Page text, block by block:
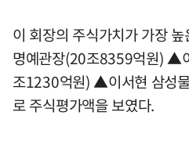
이 회장의 주식가치가 가장
명예관장(20조8359억원) ▲
조1230억원) ▲이서현 삼성
로 주식평가액을 보였다.